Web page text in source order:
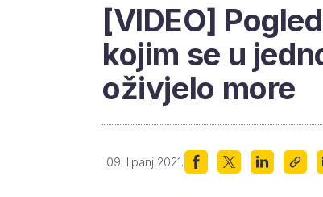
[VIDEO]
kojim se u
oživjelo more
09. lipanj 2021.